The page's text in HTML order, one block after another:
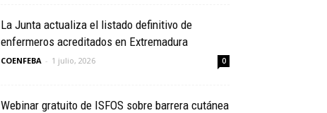
La Junta actualiza el listado definitivo de
enfermeros acreditados en Extremadura
COENFEBA - 1 julio, 2026 0
Webinar gratuito de ISFOS sobre barrera cutánea